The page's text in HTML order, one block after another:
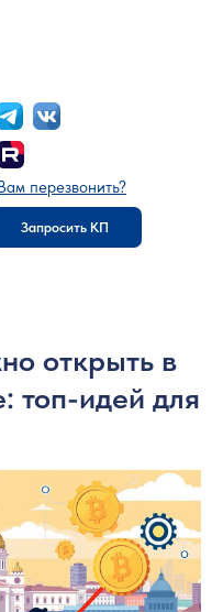
перезвонить?
Запросить КП
открыть в
топ-идей для